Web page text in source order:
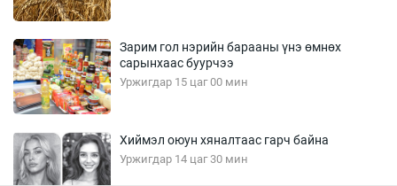
Зарим гол нэрийн барааны үнэ өмнөх
сарынхаас буурчээ
Уржигдар 15 цаг 00 мин
Хиймэл оюун хяналтаас гарч байна
Уржигдар 14 цаг 30 мин